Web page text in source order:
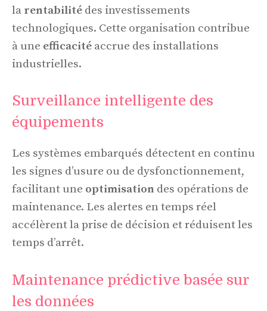
la rentabilité des investissements
technologiques. Cette organisation contribue
à une efficacité accrue des installations
industrielles.
Surveillance intelligente des
équipements
Les systèmes embarqués détectent en continu
les signes d’usure ou de dysfonctionnement,
facilitant une optimisation des opérations de
maintenance. Les alertes en temps réel
accélèrent la prise de décision et réduisent les
temps d’arrêt.
Maintenance prédictive basée sur
les données